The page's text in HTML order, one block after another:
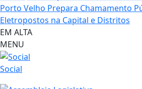
Porto Velho Prepara Chamamento
Eletropostos na Capital e Distritos
EM ALTA
MENU
Social